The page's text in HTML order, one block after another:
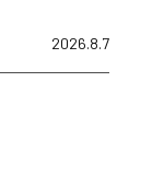
2026.8.7